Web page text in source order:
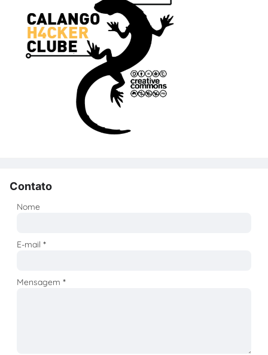
Contato
Nome
E-mail*
Mensagem*